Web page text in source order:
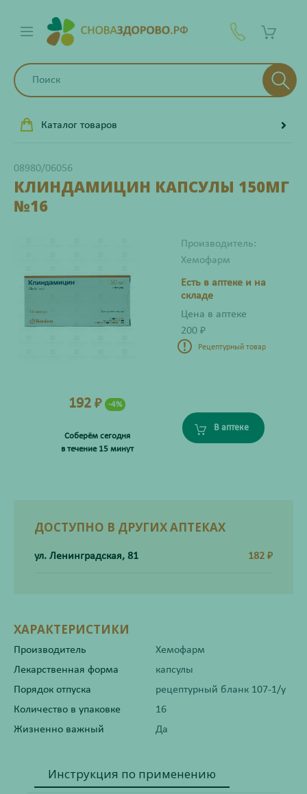
Каталог товаров
08980/06056
КЛИНДАМИЦИН КАПСУЛЫ 150МГ
№16
Производитель:
Хемофарм
Есть в аптеке и на
складе
Цена в аптеке
200 ₽
Рецептурный товар
192 ₽ -4%
Соберём сегодня
в течение 15 минут
В аптеке
ДОСТУПНО В ДРУГИХ АПТЕКАХ
ул. Ленинградская, 81 182 ₽
ХАРАКТЕРИСТИКИ
Производитель
Хемофарм
Лекарственная форма
капсулы
Порядок отпуска
рецептурный бланк 107-1/у
Количество в упаковке
16
Жизненно важный
Да
Инструкция по применению